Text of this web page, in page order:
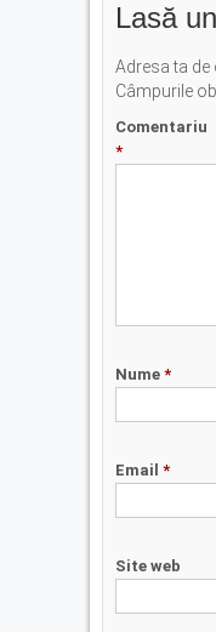
Lasă
Adresa ta de
Câmpurile
Comentariu
*
Nume *
Email *
Site web